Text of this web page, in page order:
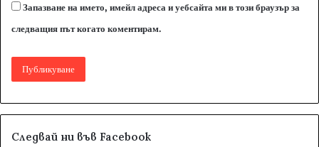
Запазване на името, имейл адреса и уебсайта ми в този браузър за
следващия път когато коментирам.
Следвай ни във Facebook